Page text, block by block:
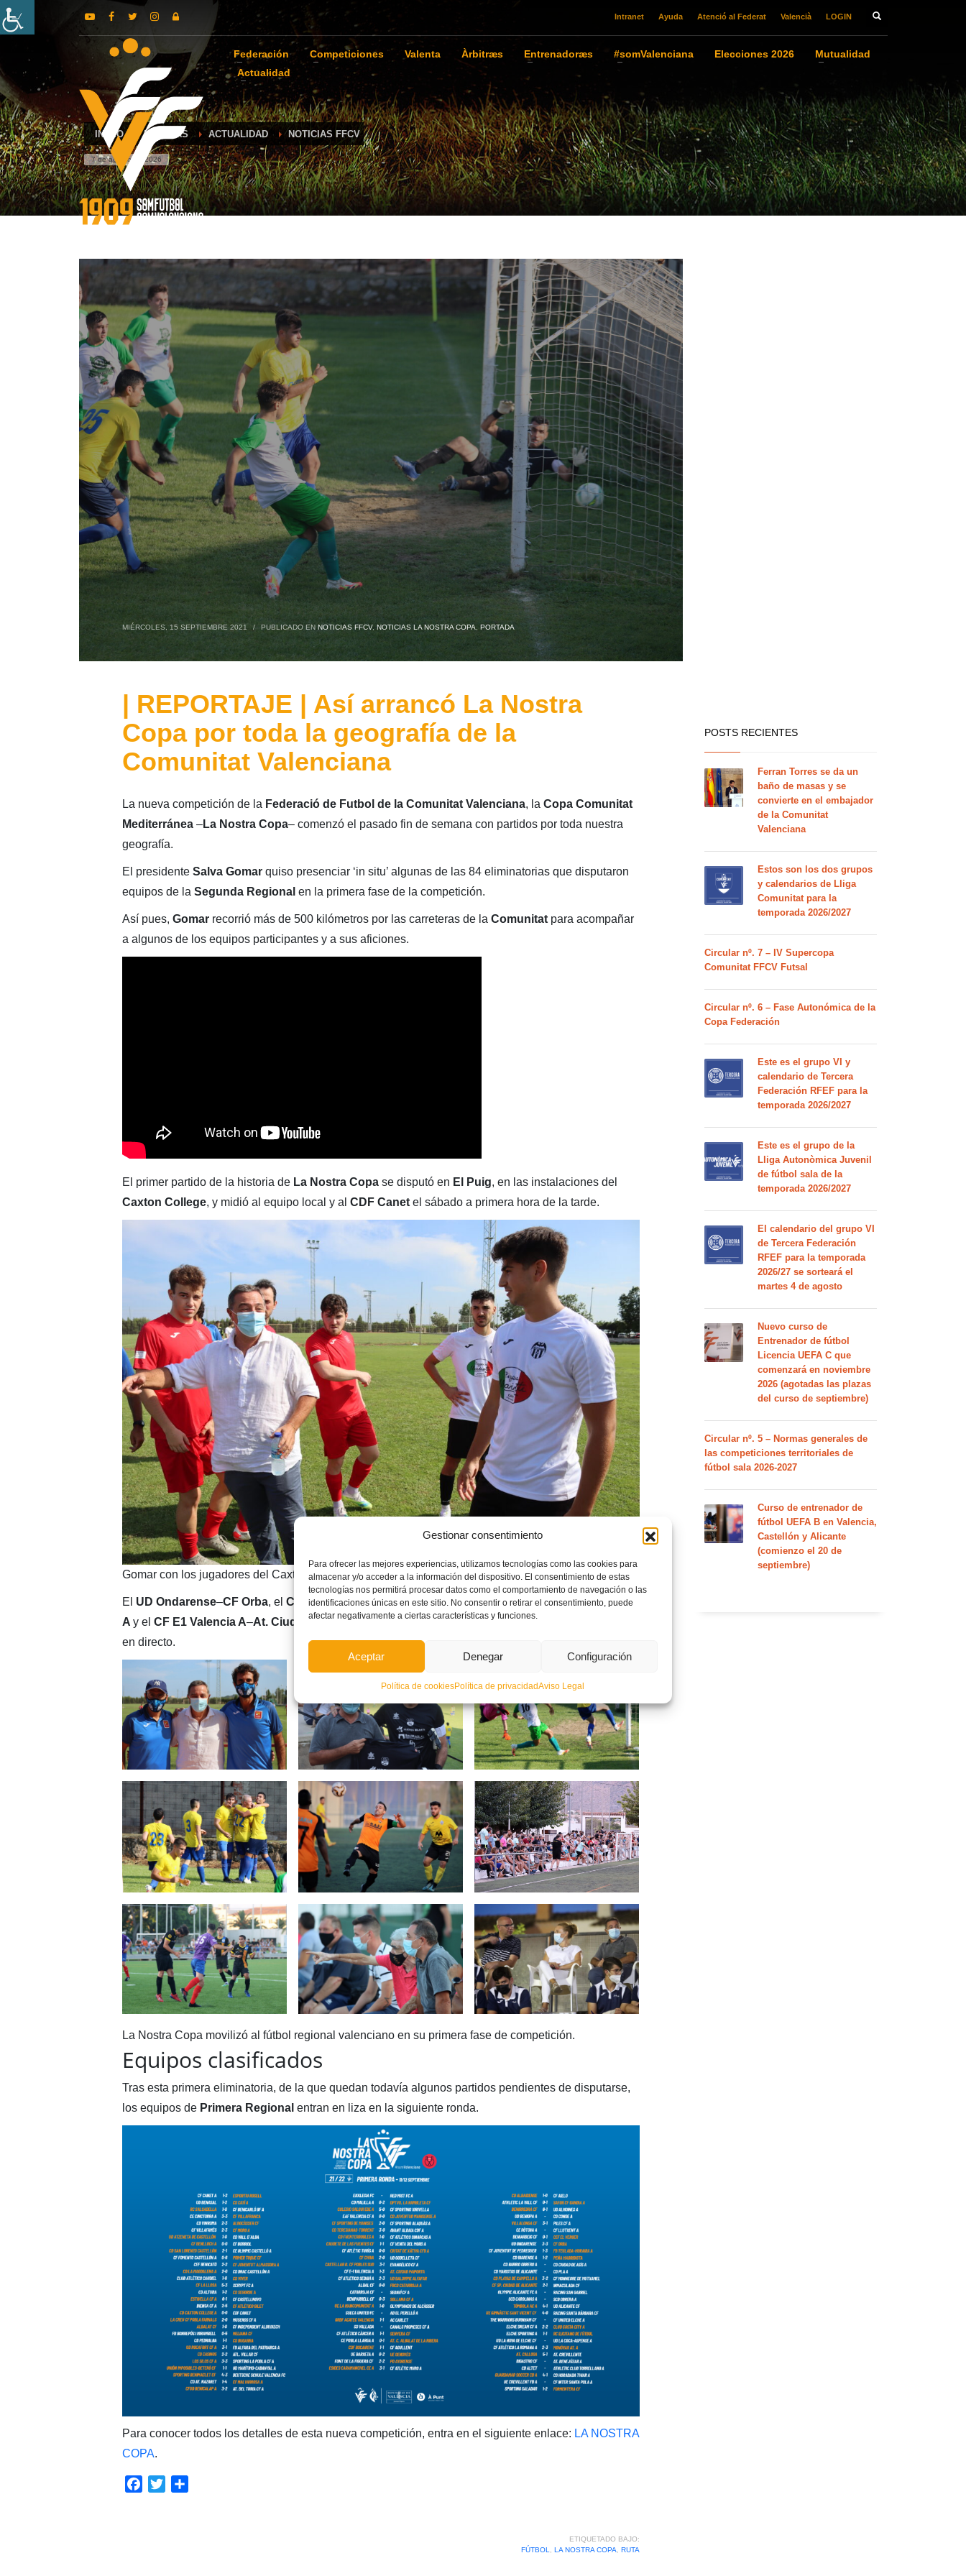
Gestionar consentimiento
Para ofrecer las mejores experiencias, utilizamos tecnologías como las cookies para
almacenar y/o acceder a la información del dispositivo. El consentimiento de estas
tecnologías nos permitirá procesar datos como el comportamiento de navegación o las
identificaciones únicas en este sitio. No consentir o retirar el consentimiento, puede
afectar negativamente a ciertas características y funciones.
Aceptar Denegar Configuración
Política de cookiesPolítica de privacidadAviso Legal
Intranet Ayuda Atenció al Federat Valencià LOGIN
Federación Competiciones Valenta Àrbitræs Entrenadoræs #somValenciana Elecciones 2026
Mutualidad
Actualidad
INICIO NOTICIAS ACTUALIDAD NOTICIAS FFCV
7 de agosto de 2026
MIÉRCOLES, 15 SEPTIEMBRE 2021 / PUBLICADO EN NOTICIAS FFCV, NOTICIAS LA NOSTRA COPA PORTADA
| REPORTAJE | Así arrancó La Nostra
Copa por toda la geografía de la
Comunitat Valenciana
La nueva competición de la Federació de Futbol de la Comunitat Valenciana, la Copa Comunitat
Mediterránea–La Nostra Copa– comenzó el pasado fin de semana con partidos por toda nuestra
geografía.
El presidente Salva Gomar quiso presenciar ‘in situ’ algunas de las 84 eliminatorias que disputaron
equipos de la Segunda Regional en la primera fase de la competición.
Así pues, Gomarrecorrió más de 500 kilómetros por las carreteras de la Comunitatpara acompañar
a algunos de los equipos participantes y a sus aficiones.
El primer partido de la historia de La Nostra Copase disputó en El Puig, en las instalaciones del
Caxton College, y midió al equipo local y al CDF Canetel sábado a primera hora de la tarde.
Gomar con los jugadores del Caxton College y el Canet.
El UD Ondarense–CF Orba, el Club Atlético Caudiel–CD Viver, elCD At. Nazaret–CF Malvarrosa
A y el CF E1 Valencia A–At. Ciudad Paiportafueron los otros cuatro duelos queGomar
en directo.
La Nostra Copa movilizó al fútbol regional valenciano en su primera fase de competición.
Equipos clasificados
Tras esta primera eliminatoria, de la que quedan todavía algunos partidos pendientes de disputarse,
los equipos de Primera Regional entran en liza en la siguiente ronda.
Para conocer todos los detalles de esta nueva competición, entra en el siguiente enlace: LA NOSTRA
COPA.
Facebook
Twitter
ETIQUETADO BAJO:
FÚTBOL
LA NOSTRA COPA RUTA
POSTS RECIENTES
Ferran Torres se da un
baño de masas y se
convierte en el embajador
de la Comunitat
Valenciana
Estos son los dos grupos
y calendarios de Lliga
Comunitat para la
temporada 2026/2027
Circular nº. 7 – IV Supercopa
Comunitat FFCV Futsal
Circular nº. 6 – Fase Autonómica de la
Copa Federación
Este es el grupo VI y
calendario de Tercera
Federación RFEF para la
temporada 2026/2027
Este es el grupo de la
Lliga Autonòmica Juvenil
de fútbol sala de la
temporada 2026/2027
El calendario del grupo VI
de Tercera Federación
RFEF para la temporada
2026/27 se sorteará el
martes 4 de agosto
Nuevo curso de
Entrenador de fútbol
Licencia UEFA C que
comenzará en noviembre
2026 (agotadas las plazas
del curso de septiembre)
Circular nº. 5 – Normas generales de
las competiciones territoriales de
fútbol sala 2026-2027
Curso de entrenador de
fútbol UEFA B en Valencia,
Castellón y Alicante
(comienzo el 20 de
septiembre)